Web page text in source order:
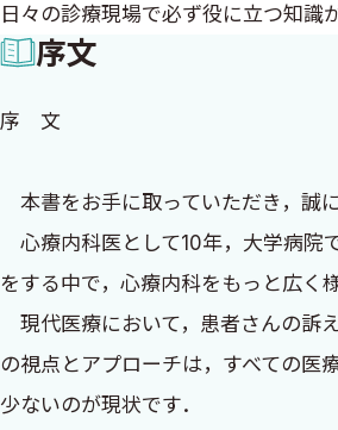
の人生文脈に沿った説明を共有する
また、心身症の理解に関しても“心
日々の診療現場で必ず役に立つ知識
序文
序 文
本書をお手に取っていただき，誠
心療内科医として10年，大学病院
をする中で，心療内科をもっと広く
現代医療において，患者さんの訴
の視点とアプローチは，すべての医
少ないのが現状です．